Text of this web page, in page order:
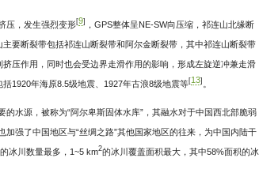
压，发生强烈变形[9] ，GPS整体呈NE-SW向压缩，祁连山北缘断
主要断裂带包括祁连山断裂带和阿尔金断裂带，其中祁连山断裂带
挤压作用，同时也会受边界走滑作用的影响，形成左旋逆冲兼走滑
1920年海原8.5级地震、1927年古浪8级地震等[13]
水源，被称为“阿尔卑斯固体水库”，其融水对于中国西北部脆弱
强了中国地区与“丝绸之路”其他国家地区的往来，为中国内陆干
冰川数量最多，1~5 km2的冰川覆盖面积最大，其中58%面积的冰